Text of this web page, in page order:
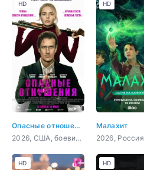
Опасные отношения
2026, США, боевик, триллер, комедия
HD
Малахит
HD
HD HD